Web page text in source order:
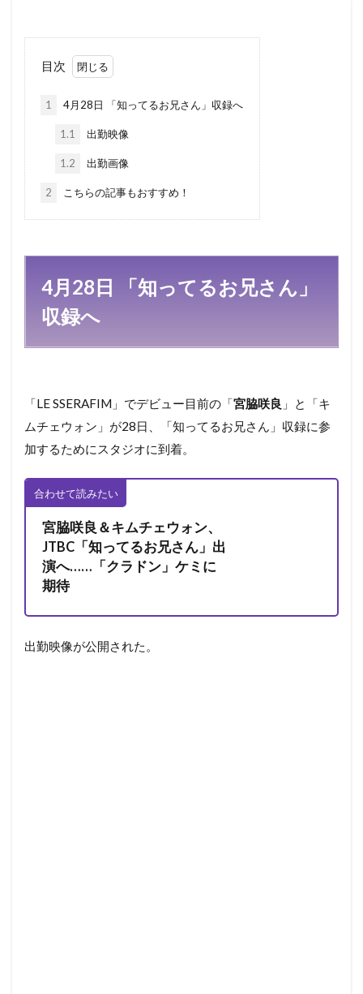
目次
1 4月28日 「知ってるお兄さん」収録へ
1.1 出勤映像
1.2 出勤画像
2 こちらの記事もおすすめ！
4月28日 「知ってるお兄さん」
収録へ
「LE SSERAFIM」でデビュー目前の「宮脇咲良 」と「キ
ムチェウォン」が28日、「知ってるお兄さん」収録に参
加するためにスタジオに到着。
合わせて読みたい
宮脇咲良＆キムチェウォン、
JTBC「知ってるお兄さん」出
演へ……「クラドン」ケミに
期待
出勤映像が公開された。